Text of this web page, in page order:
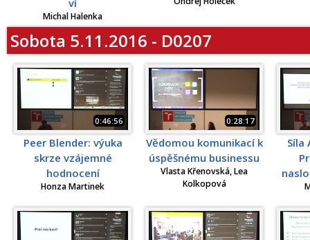
Michal Halenka
Sobota 5.11.2016 - D0207
0:46:56
Peer Blender: výuka
skrze vzájemné
hodnocení
Honza Martinek
0:28:17
Vědomou komunikací k
úspěšnému businessu
Vlasta Křenovská, Lea
Kolkopová
Síla